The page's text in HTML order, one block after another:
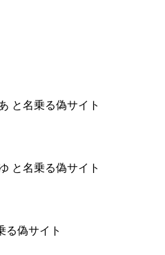
と名乗る偽サイト
と名乗る偽サイト
る偽サイト